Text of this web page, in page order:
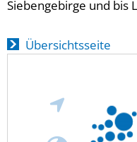
Siebengebirge und bis
Übersichtsseite